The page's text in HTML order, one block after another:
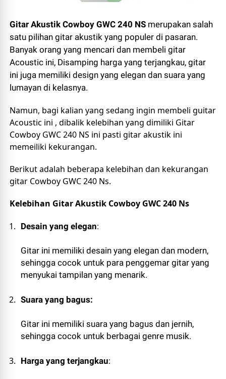
Gitar Akustik Cowboy GWC 240 NS merupakan salah
satu pilihan gitar akustik yang populer di pasaran.
Banyak orang yang mencari dan membeli gitar
Acoustic ini, Disamping harga yang terjangkau, gitar
ini juga memiliki design yang elegan dan suara yang
lumayan di kelasnya.
Namun, bagi kalian yang sedang ingin membeli guitar
Acoustic ini , dibalik kelebihan yang dimiliki Gitar
Cowboy GWC 240 NS ini pasti gitar akustik ini
memeiliki kekurangan.
Berikut adalah beberapa kelebihan dan kekurangan
gitar Cowboy GWC 240 Ns.
Kelebihan Gitar Akustik Cowboy GWC 240 Ns
Desain yang elegan:
Gitar ini memiliki desain yang elegan dan modern,
sehingga cocok untuk para penggemar gitar yang
menyukai tampilan yang menarik.
Suara yang bagus:
Gitar ini memiliki suara yang bagus dan jernih,
sehingga cocok untuk berbagai genre musik.
Harga yang terjangkau: